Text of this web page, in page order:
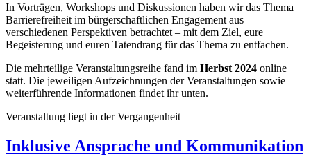
In Vorträgen, Workshops und Diskussionen haben wir das Thema
Barrierefreiheit im bürgerschaftlichen Engagement aus
verschiedenen Perspektiven betrachtet – mit dem Ziel, eure
Begeisterung und euren Tatendrang für das Thema zu entfachen.
Die mehrteilige Veranstaltungsreihe fand im Herbst 2024 online
statt. Die jeweiligen Aufzeichnungen der Veranstaltungen sowie
weiterführende Informationen findet ihr unten.
Veranstaltung liegt in der Vergangenheit
Inklusive Ansprache und Kommunikation